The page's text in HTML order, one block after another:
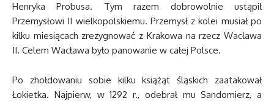
Henryka Probusa. Tym razem dobrowolnie ustąpił
Przemysłowi II wielkopolskiemu. Przemysł z kolei musiał po
kilku miesiącach zrezygnować z Krakowa na rzecz Wacława
II. Celem Wacława było panowanie w całej Polsce.
Po zhołdowaniu sobie kilku książąt śląskich zaatakował
Łokietka. Najpierw, w 1292 r., odebrał mu Sandomierz, a